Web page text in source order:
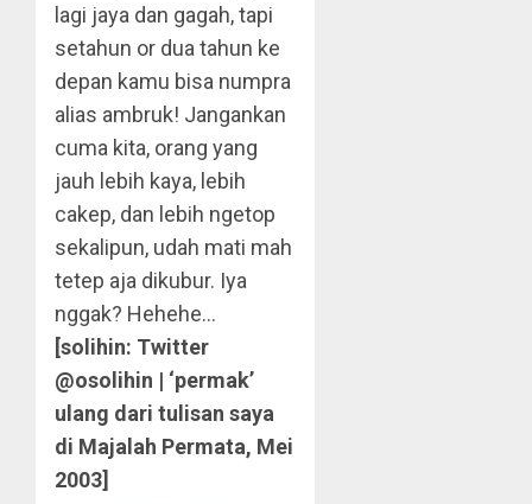
lagi jaya dan gagah, tapi
setahun or dua tahun ke
depan kamu bisa numpra
alias ambruk! Jangankan
cuma kita, orang yang
jauh lebih kaya, lebih
cakep, dan lebih ngetop
sekalipun, udah mati mah
tetep aja dikubur. Iya
nggak? Hehehe…
[solihin: Twitter
@osolihin | ‘permak’
ulang dari tulisan saya
di Majalah Permata, Mei
2003]